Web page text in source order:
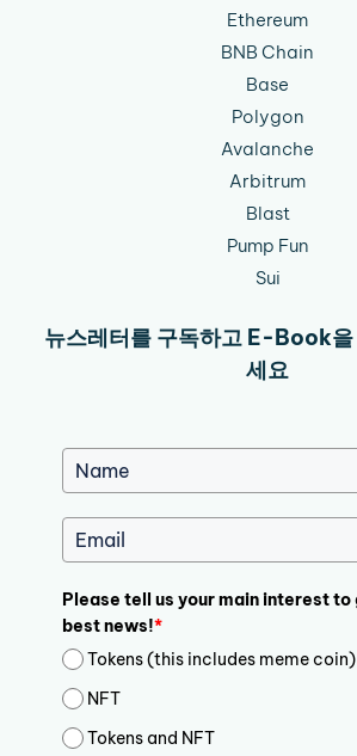
Ethereum
BNB Chain
Base
Polygon
Avalanche
Arbitrum
Blast
Pump Fun
Sui
뉴스레터를 구독하고 E-Book을
세요
Please tell us your main interest to
best news!*
Tokens (this includes meme coin)
NFT
Tokens and NFT